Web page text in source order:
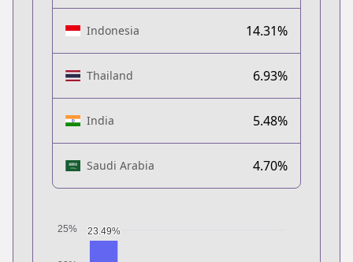
Indonesia 14.31%
Thailand 6.93%
India 5.48%
Saudi Arabia 4.70%